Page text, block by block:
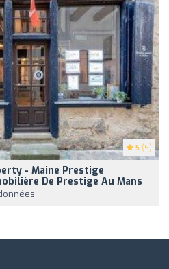
5 (5)
- Maine Prestige
De Prestige Au Mans